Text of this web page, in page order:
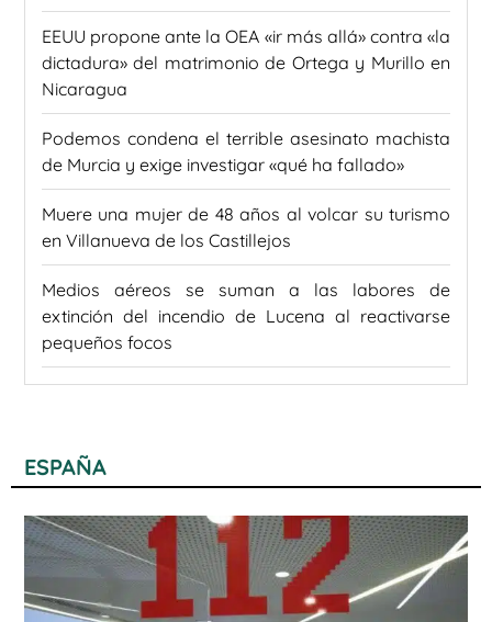
EEUU propone ante la OEA «ir más allá» contra «la
dictadura» del matrimonio de Ortega y Murillo en
Nicaragua
Podemos condena el terrible asesinato machista
de Murcia y exige investigar «qué ha fallado»
Muere una mujer de 48 años al volcar su turismo
en Villanueva de los Castillejos
Medios aéreos se suman a las labores de
extinción del incendio de Lucena al reactivarse
pequeños focos
ESPAÑA